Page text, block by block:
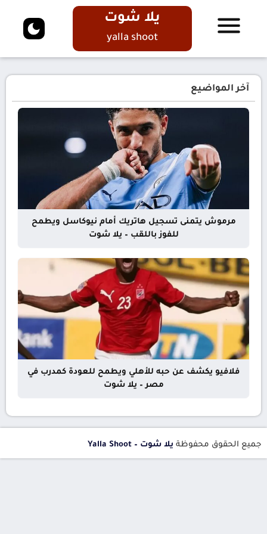
يلا شوت
yalla shoot
آخر المواضيع
مرموش يتمنى تسجيل هاتريك أمام نيوكاسل ويطمح
للفوز باللقب – يلا شوت
فلافيو يكشف عن حبه للأهلي ويطمح للعودة كمدرب في
مصر – يلا شوت
جميع الحقوق محفوظة يلا شوت – Yalla Shoot